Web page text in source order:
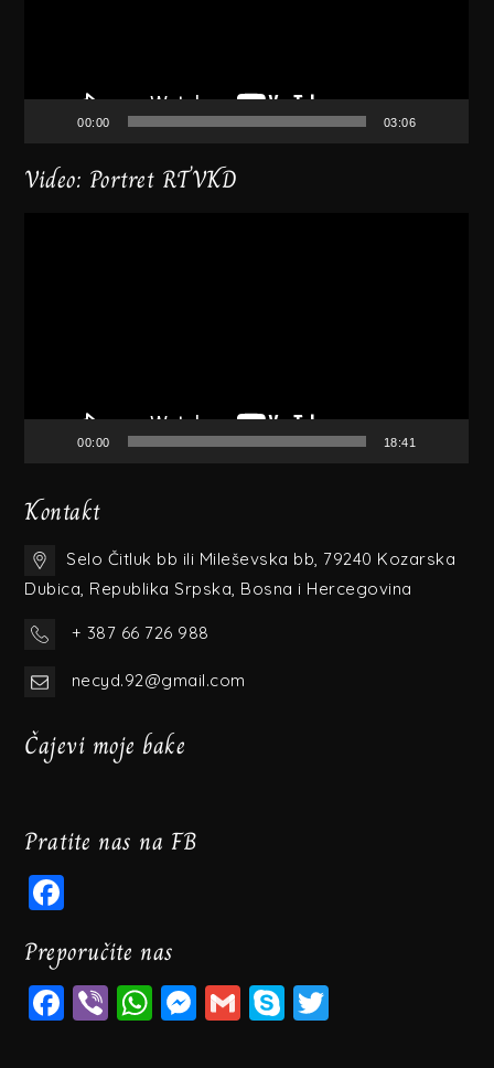
00:00 03:06
Video: Portret RTVKD
00:00 18:41
Kontakt
Selo Čitluk bb ili Mileševska bb, 79240 Kozarska
Dubica, Republika Srpska, Bosna i Hercegovina
+ 387 66 726 988
necyd.92@gmail.com
Čajevi moje bake
Pratite nas na FB
Preporučite nas
Facebook
ViberWhatsApp
Messenger
GmailSkype